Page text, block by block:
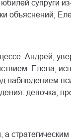
супруги
объяснений,
Андрей,
Елена,
наблюдением
девочка,